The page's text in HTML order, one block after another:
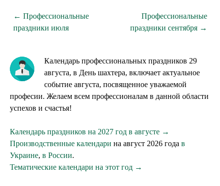
← Профессиональные
праздники июля
Профессиональные
праздники сентября →
Календарь профессиональных праздников 29
августа, в День шахтера, включает актуальное
событие августа, посвященное уважаемой
професии. Желаем всем профессионалам в данной области
успехов и счастья!
Календарь праздников на 2027 год в августе →
Производственные календари на август 2026 года в
Украине, в России.
Тематические календари на этот год →